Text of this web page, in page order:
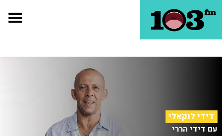
דידי לוקאלי
עם דידי הררי